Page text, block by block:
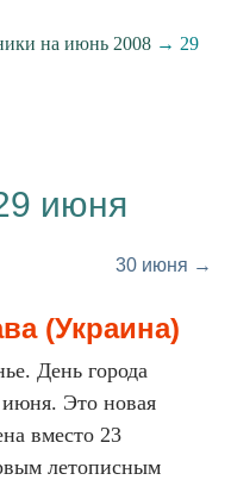
на июнь 2008 → 29
июня
30 июня →
(Украина)
День города
июня. Это новая
вместо 23
летописным